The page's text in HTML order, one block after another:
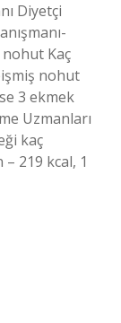
Diyetçi
Kaç
nohut
3 ekmek
Uzmanları
kaç
219 kcal, 1